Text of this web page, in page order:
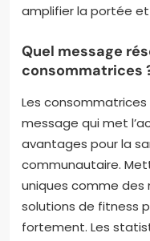
amplifier la portée
Quel message
consommatrices
Les
message qui met
avantages pour la
communautaire.
uniques comme des
solutions de fitness
fortement. Les